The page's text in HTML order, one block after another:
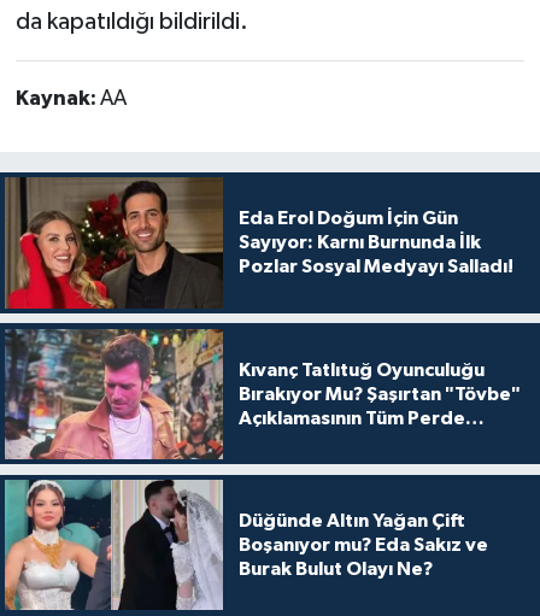
da kapatıldığı bildirildi.
Kaynak: AA
Eda Erol Doğum İçin Gün
Sayıyor: Karnı Burnunda İlk
Pozlar Sosyal Medyayı Salladı!
Kıvanç Tatlıtuğ Oyunculuğu
Bırakıyor Mu? Şaşırtan "Tövbe"
Açıklamasının Tüm Perde
Düğünde Altın Yağan Çift
Boşanıyor mu? Eda Sakız ve
Burak Bulut Olayı Ne?